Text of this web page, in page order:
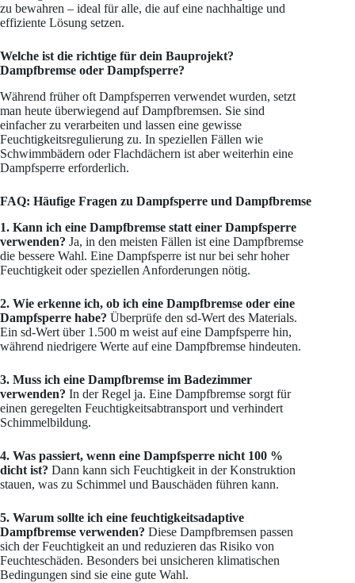
zu bewahren – ideal für alle, die auf eine nachhaltige und
effiziente Lösung setzen.
Welche ist die richtige für dein Bauprojekt?
Dampfbremse oder Dampfsperre?
Während früher oft Dampfsperren verwendet wurden, setzt
man heute überwiegend auf Dampfbremsen. Sie sind
einfacher zu verarbeiten und lassen eine gewisse
Feuchtigkeitsregulierung zu. In speziellen Fällen wie
Schwimmbädern oder Flachdächern ist aber weiterhin eine
Dampfsperre erforderlich.
FAQ: Häufige Fragen zu Dampfsperre und Dampfbremse
1. Kann ich eine Dampfbremse statt einer Dampfsperre
verwenden? Ja, in den meisten Fällen ist eine Dampfbremse
die bessere Wahl. Eine Dampfsperre ist nur bei sehr hoher
Feuchtigkeit oder speziellen Anforderungen nötig.
2. Wie erkenne ich, ob ich eine Dampfbremse oder eine
Dampfsperre habe? Überprüfe den sd-Wert des Materials.
Ein sd-Wert über 1.500 m weist auf eine Dampfsperre hin,
während niedrigere Werte auf eine Dampfbremse hindeuten.
3. Muss ich eine Dampfbremse im Badezimmer
verwenden? In der Regel ja. Eine Dampfbremse sorgt für
einen geregelten Feuchtigkeitsabtransport und verhindert
Schimmelbildung.
4. Was passiert, wenn eine Dampfsperre nicht 100 %
dicht ist? Dann kann sich Feuchtigkeit in der Konstruktion
stauen, was zu Schimmel und Bauschäden führen kann.
5. Warum sollte ich eine feuchtigkeitsadaptive
Dampfbremse verwenden? Diese Dampfbremsen passen
sich der Feuchtigkeit an und reduzieren das Risiko von
Feuchteschäden. Besonders bei unsicheren klimatischen
Bedingungen sind sie eine gute Wahl.